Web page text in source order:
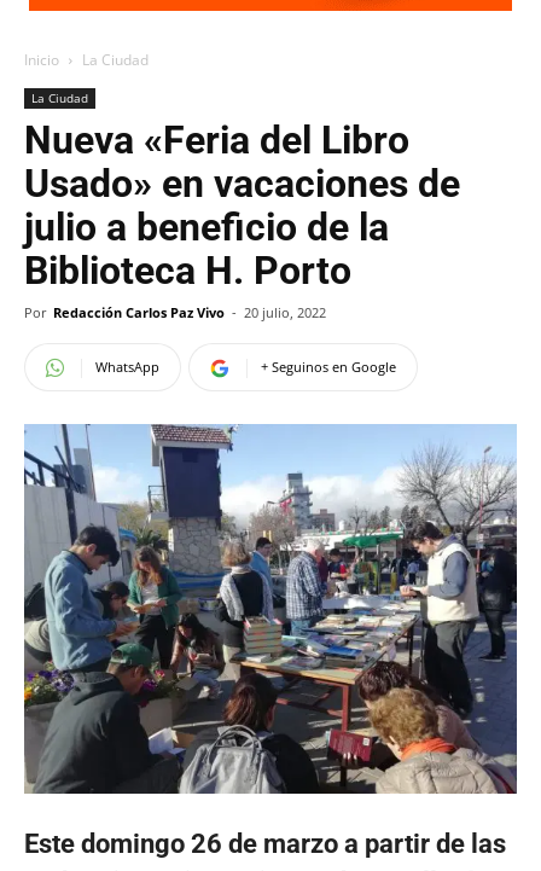
Inicio La Ciudad
La Ciudad
Nueva «Feria del Libro
Usado» en vacaciones de
julio a beneficio de la
Biblioteca H. Porto
Por Redacción Carlos Paz Vivo - 20 julio, 2022
WhatsApp + Seguinos en Google
Este domingo 26 de marzo a partir de las